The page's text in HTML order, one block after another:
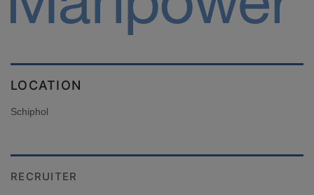
LOCATION
Schiphol
RECRUITER